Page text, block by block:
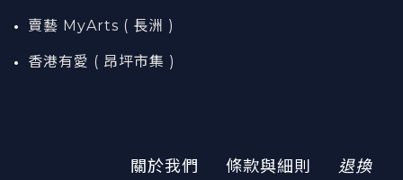
賣藝 MyArts ( 長洲 )
香港有愛 ( 昂坪市集 )
關於我們 條款與細則
退換